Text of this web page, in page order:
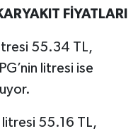
FİYATLARI
55.34 TL,
litresi ise
litresi 55.16 TL,